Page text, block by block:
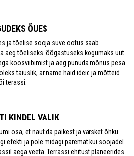
ÕUES
ja tõelise sooja suve ootus saab
aeg tõeliseks lõõgastuseks kogumaks uut
koosviibimist ja aeg punuda mõnus pesa
täiuslik, anname häid ideid ja mõtteid
terassi.
KINDEL VALIK
osa, et nautida päikest ja värsket õhku.
efekti ja pole midagi paremat kui soojadel
aega veeta. Terrassi ehitust planeerides